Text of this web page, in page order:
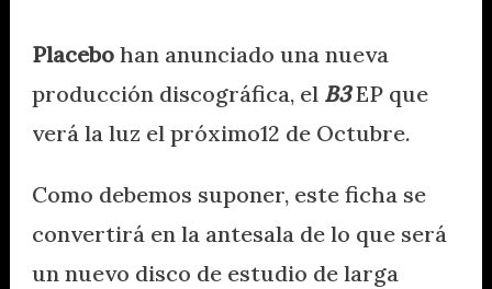
Placebohan anunciado una nueva
producción discográfica, elB3EP que
verá la luz el próximo12 de Octubre.
Como debemos suponer, este ficha se
convertirá en la antesala de lo que será
un nuevo disco de estudio de larga